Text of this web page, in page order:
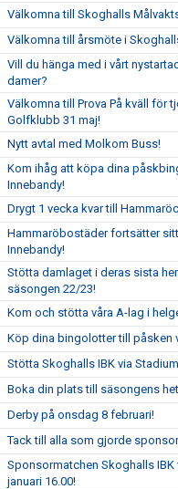
Välkomna till Skoghalls
Välkomna till årsmöte i
Vill du hänga med i vårt
damer?
Välkomna till Prova På kväll för
Golfklubb 31 maj!
Nytt avtal med Molkom Buss!
Kom ihåg att köpa dina
Innebandy!
Drygt 1 vecka kvar till
Hammaröbostäder fortsätter
Innebandy!
Stötta damlaget i deras sista
säsongen 22/23!
Kom och stötta våra A-lag i
Köp dina bingolotter till påsken
Stötta Skoghalls IBK via
Boka din plats till säsongens
Derby på onsdag 8 februari!
Tack till alla som gjorde
Sponsormatchen Skoghalls IBK
januari 16.00!